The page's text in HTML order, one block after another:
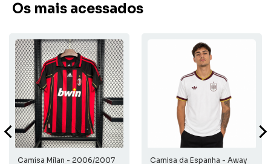
Os mais acessados
Camisa Milan - 2006/2007
Camisa da Espanha - Away